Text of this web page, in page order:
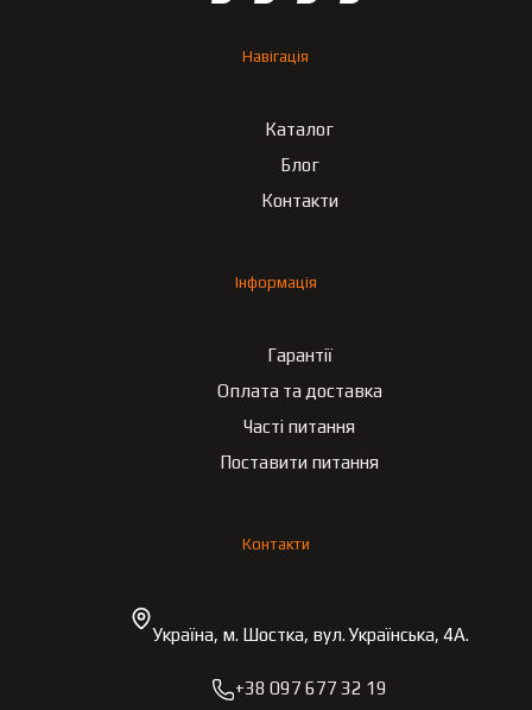
Навігація
Каталог
Блог
Контакти
Інформація
Гарантії
Оплата та доставка
Часті питання
Поставити питання
Контакти
Україна, м. Шостка, вул. Українська, 4А.
+38 097 677 32 19